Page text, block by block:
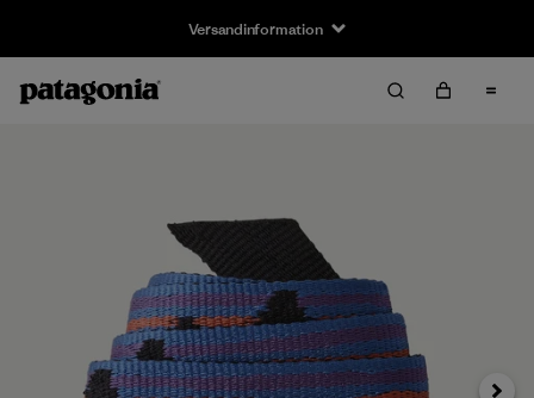
Versandinformation
Weiter